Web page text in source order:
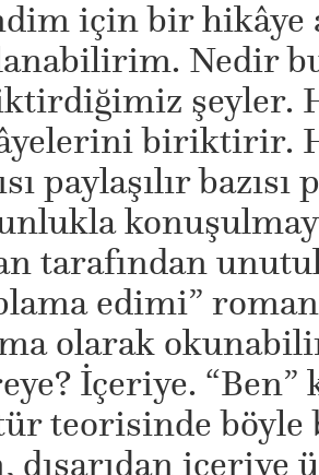
için bir hikâye
Nedir
şeyler.
biriktirir.
paylaşılır
tarafından
edimi”
olarak
İçeriye.
teorisinde böyle
dışarıdan içeriye